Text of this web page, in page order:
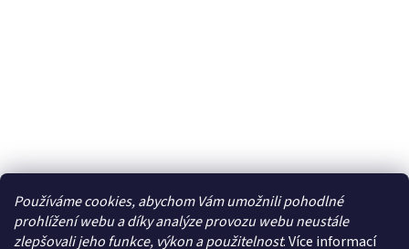
Používáme cookies, abychom Vám umožnili pohodlné
prohlížení webu a díky analýze provozu webu neustále
zlepšovali jeho funkce, výkon a použitelnost. Více informací